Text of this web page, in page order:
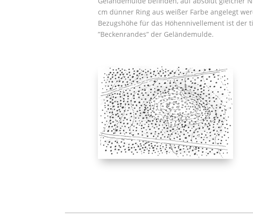
cm dünner Ring aus weißer Farbe angelegt
Bezugshöhe für das Höhennivellement ist der
”Beckenrandes” der Geländemulde.